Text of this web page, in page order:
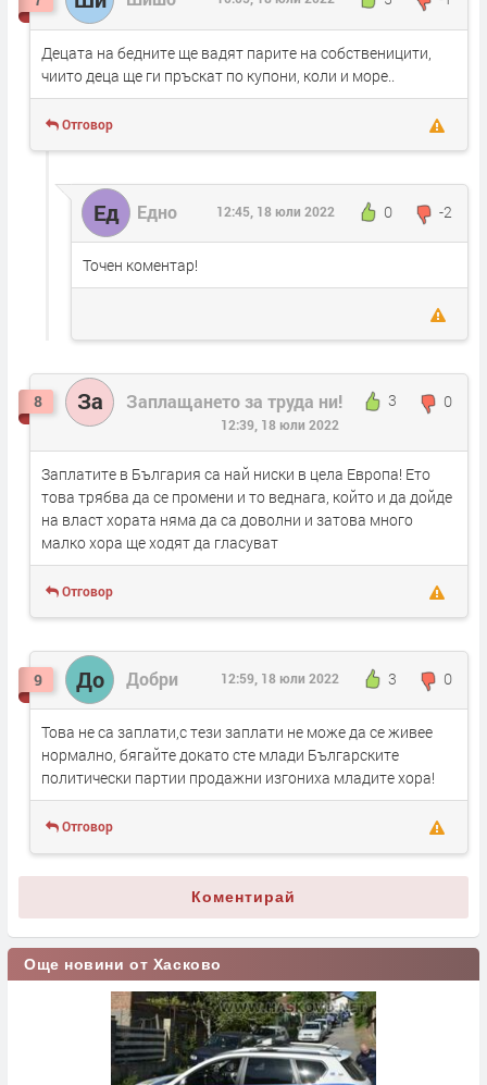
Децата на бедните ще вадят парите на собственицити,
чиито деца ще ги пръскат по купони, коли и море..
Отговор
Ед Едно 0 -2
12:45, 18 юли 2022
Точен коментар!
8 За Заплащането за труда ни! 3 0
12:39, 18 юли 2022
Заплатите в България са най ниски в цела Европа! Ето
това трябва да се промени и то веднага, който и да дойде
на власт хората няма да са доволни и затова много
малко хора ще ходят да гласуват
Отговор
9 До Добри 3 0
12:59, 18 юли 2022
Това не са заплати,с тези заплати не може да се живее
нормално, бягайте докато сте млади Българските
политически партии продажни изгониха младите хора!
Отговор
Коментирай
Още новини от Хасково